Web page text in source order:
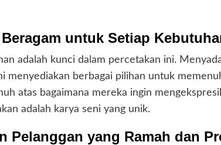
untuk Setiap
adalah kunci dalam percetakan ini.
menyediakan berbagai pilihan untuk
atas bagaimana mereka ingin
adalah karya seni yang unik.
Pelanggan yang Ramah dan